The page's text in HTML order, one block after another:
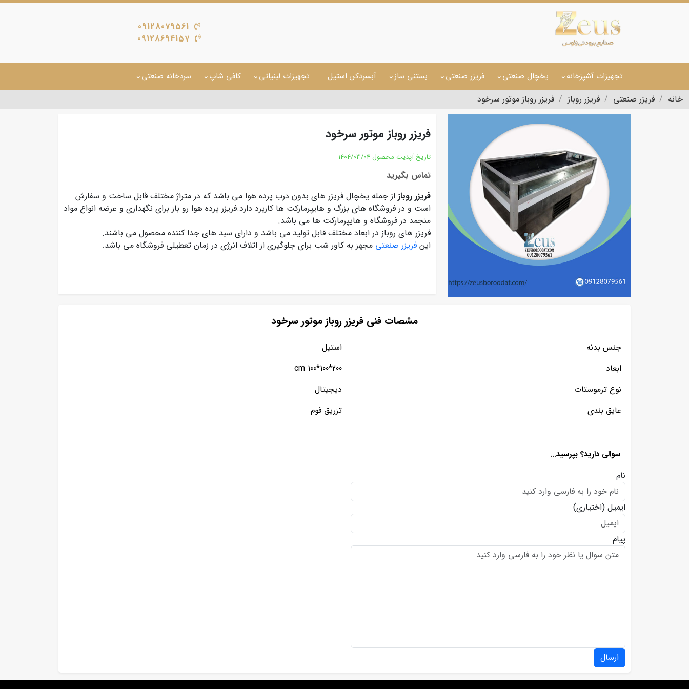
09128079561
09128694157
تجهیزات آشپزخانه یخچال صنعتی فریزر صنعتی بستنی ساز آبسردکن استیل تجهیزات لبنیاتی کافی شاپ سردخانه صنعتی
خانه فریزر صنعتی فریزر روباز فریزر روباز موتور سرخود
فریزر روباز موتور سرخود
تاریخ آپدیت محصول 1404/03/04
تماس بگیرید
فریزر روباز از جمله یخچال فریزر های بدون درب پرده هوا می باشد که در متراژ مختلف قابل ساخت و سفارش
است و در فروشگاه های بزرگ و هایپرمارکت ها کاربرد دارد.فریزر پرده هوا رو باز برای نگهداری و عرضه انواع مواد
منجمد در فروشگاه و هایپرمارکت ها می باشد.
فریزر های روباز در ابعاد مختلف قابل تولید می باشد و دارای سبد های جدا کننده محصول می باشند.
این فریزر صنعتی مجهز به کاور شب برای جلوگیری از اتلاف انرژی در زمان تعطیلی فروشگاه می باشد.
مشصات فنی فریزر روباز موتور سرخود
جنس بدنه
استیل
ابعاد
200*100*100 cm
نوع ترموستات
دیجیتال
عایق بندی
تزریق فوم
سوالی دارید؟ بپرسید...
نام
ایمیل (اختیاری)
پیام
ارسال